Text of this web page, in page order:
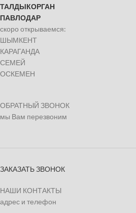
ТАЛДЫКОРГАН
ПАВЛОДАР
скоро открываемся:
ШЫМКЕНТ
КАРАГАНДА
СЕМЕЙ
ОСКЕМЕН
ОБРАТНЫЙ ЗВОНОК
мы Вам перезвоним
ЗАКАЗАТЬ ЗВОНОК
НАШИ КОНТАКТЫ
адрес и телефон